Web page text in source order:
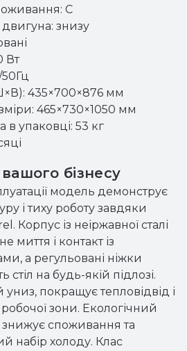
C
знизу
Вт
435×700×876 мм
465×730×1050 мм
в упаковці: 53 кг
бізнесу
модель демонструє
і тиху роботу завдяки
Корпус із неіржавної сталі
миття і контакт із
а регульовані ніжки
на будь-якій підлозі.
покращує тепловідвід і
зони. Екологічний
знижує споживання та
набір холоду. Клас